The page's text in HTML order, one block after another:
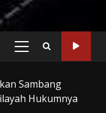
PRIMARY
Sambang
Hukumnya